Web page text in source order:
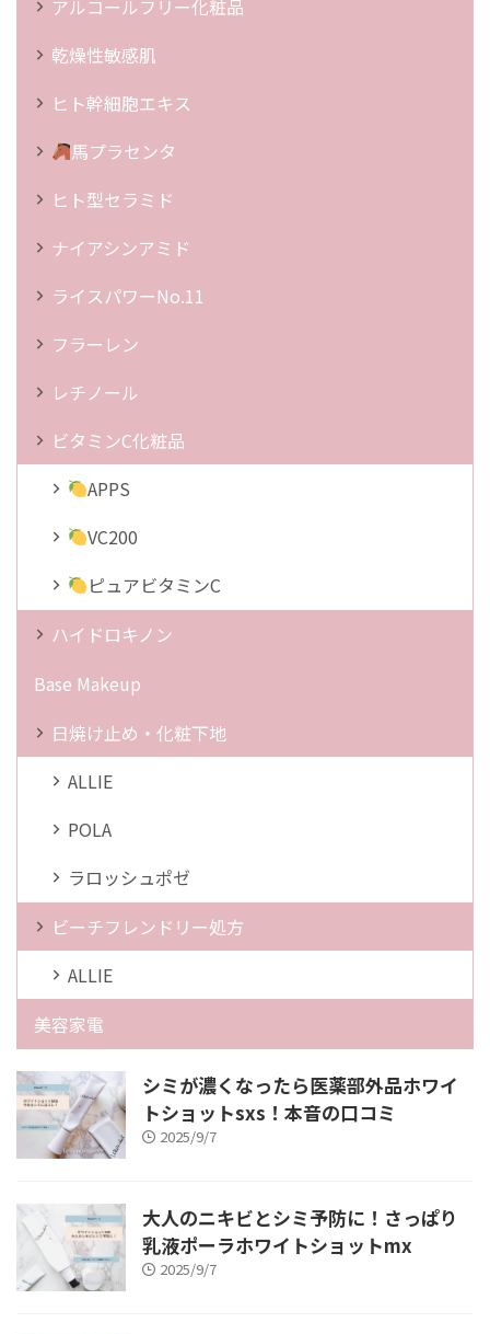
アルコールフリー化粧品
乾燥性敏感肌
ヒト幹細胞エキス
馬プラセンタ
ヒト型セラミド
ナイアシンアミド
ライスパワーNo.11
フラーレン
レチノール
ビタミンC化粧品
APPS
VC200
ピュアビタミンC
ハイドロキノン
Base Makeup
日焼け止め・化粧下地
ALLIE
POLA
ラロッシュポゼ
ビーチフレンドリー処方
ALLIE
美容家電
シミが濃くなったら医薬部外品ホワイ
トショットsxs！本音の口コミ
2025/9/7
大人のニキビとシミ予防に！さっぱり
乳液ポーラホワイトショットmx
2025/9/7